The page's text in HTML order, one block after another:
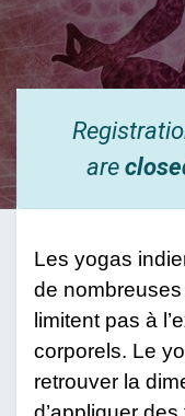
are
Les yogas
de
limitent pas à
corporels. Le
retrouver la